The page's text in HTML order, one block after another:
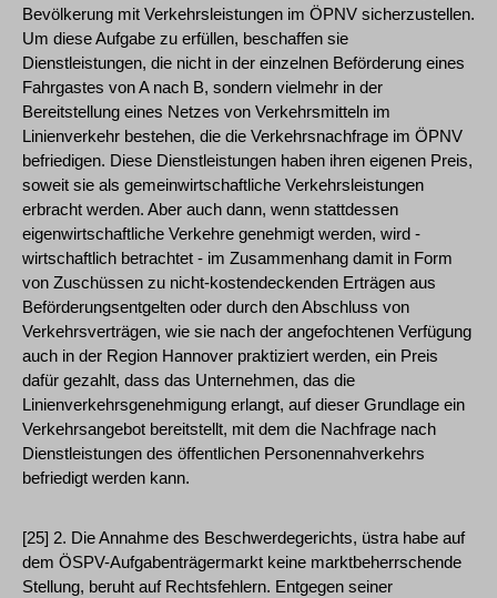
Bevölkerung mit Verkehrsleistungen im ÖPNV sicherzustellen.
Um diese Aufgabe zu erfüllen, beschaffen sie
Dienstleistungen, die nicht in der einzelnen Beförderung eines
Fahrgastes von A nach B, sondern vielmehr in der
Bereitstellung eines Netzes von Verkehrsmitteln im
Linienverkehr bestehen, die die Verkehrsnachfrage im ÖPNV
befriedigen. Diese Dienstleistungen haben ihren eigenen Preis,
soweit sie als gemeinwirtschaftliche Verkehrsleistungen
erbracht werden. Aber auch dann, wenn stattdessen
eigenwirtschaftliche Verkehre genehmigt werden, wird -
wirtschaftlich betrachtet - im Zusammenhang damit in Form
von Zuschüssen zu nicht-kostendeckenden Erträgen aus
Beförderungsentgelten oder durch den Abschluss von
Verkehrsverträgen, wie sie nach der angefochtenen Verfügung
auch in der Region Hannover praktiziert werden, ein Preis
dafür gezahlt, dass das Unternehmen, das die
Linienverkehrsgenehmigung erlangt, auf dieser Grundlage ein
Verkehrsangebot bereitstellt, mit dem die Nachfrage nach
Dienstleistungen des öffentlichen Personennahverkehrs
befriedigt werden kann.
[25] 2. Die Annahme des Beschwerdegerichts, üstra habe auf
dem ÖSPV-Aufgabenträgermarkt keine marktbeherrschende
Stellung, beruht auf Rechtsfehlern. Entgegen seiner